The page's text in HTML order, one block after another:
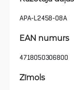
APA-L2458-08A
EAN numurs
4718050306800
Zīmols